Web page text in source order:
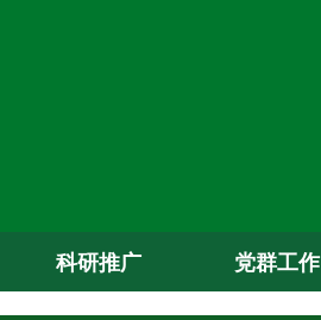
科研推广 党群工作